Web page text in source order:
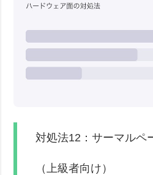
対処法12：サーマルペ
（上級者向け）